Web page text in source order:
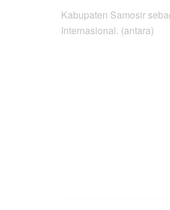
Kabupaten Samosir
Internasional. (antara)